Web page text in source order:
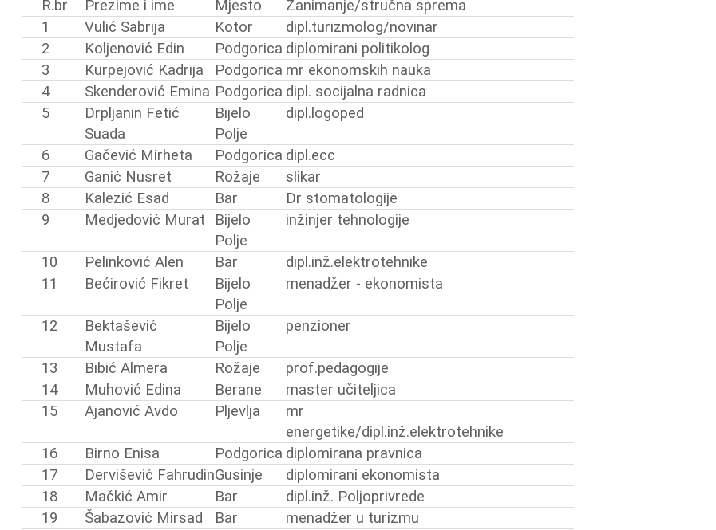
R.br Prezime i ime Mjesto
Zanimanje/stručna sprema
1
Vulić Sabrija Kotor
dipl.turizmolog/novinar
2
Koljenović Edin Podgorica diplomirani politikolog
3
Kurpejović Kadrija Podgorica mr ekonomskih nauka
4
Skenderović Emina Podgorica dipl. socijalna radnica
5
Drpljanin Fetić
Suada
Bijelo
Polje
dipl.logoped
6 Gačević Mirheta Podgorica dipl.ecc
7
Ganić Nusret Rožaje
slikar
8
Kalezić Esad Bar
Dr stomatologije
9
Medjedović Murat
Bijelo
Polje
inžinjer tehnologije
10 Pelinković Alen Bar
dipl.inž.elektrotehnike
11
Bećirović Fikret
Bijelo
Polje
menadžer - ekonomista
12
Bektašević
Mustafa
Bijelo
Polje
penzioner
13 Bibić Almera Rožaje
prof.pedagogije
14
Muhović Edina Berane
master učiteljica
15
Ajanović Avdo Pljevlja
mr
energetike/dipl.inž.elektrotehnike
16
Birno Enisa Podgorica diplomirana pravnica
17
Dervišević FahrudinGusinje
diplomirani ekonomista
18
Mačkić Amir Bar
dipl.inž. Poljoprivrede
19
Šabazović Mirsad Bar
menadžer u turizmu